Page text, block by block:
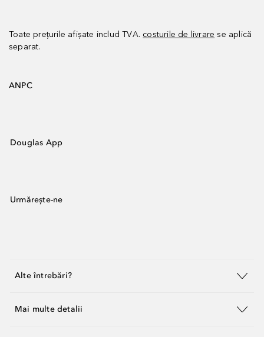
Toate prețurile afișate includ TVA. costurile de livrare se aplică
separat.
ANPC
Douglas App
Urmărește-ne
Alte întrebări?
Mai multe detalii